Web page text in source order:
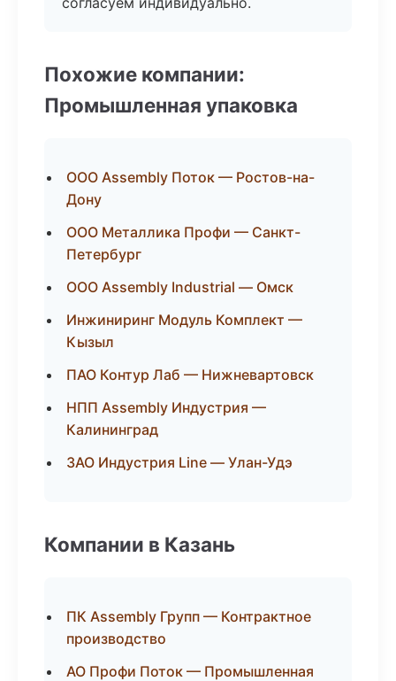
Похожие компании:
Промышленная упаковка
ООО Assembly Поток — Ростов-на-
Дону
ООО Металлика Профи — Санкт-
Петербург
ООО Assembly Industrial — Омск
Инжиниринг Модуль Комплект —
Кызыл
ПАО Контур Лаб — Нижневартовск
НПП Assembly Индустрия —
Калининград
ЗАО Индустрия Line — Улан-Удэ
Компании в Казань
ПК Assembly Групп — Контрактное
производство
АО Профи Поток — Промышленная